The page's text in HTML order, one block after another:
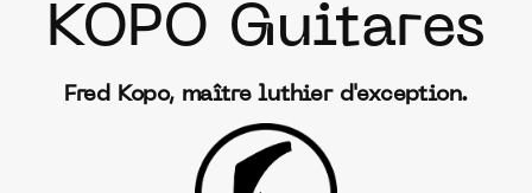
KOPO Guitares
Fred Kopo, maître luthier d'exception.